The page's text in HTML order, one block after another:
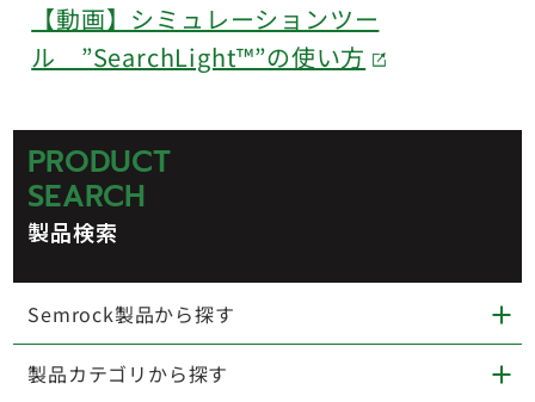
【動画】シミュレーションツー
ル ”SearchLight™”の使い方
PRODUCT
SEARCH
製品検索
Semrock製品から探す
製品カテゴリから探す